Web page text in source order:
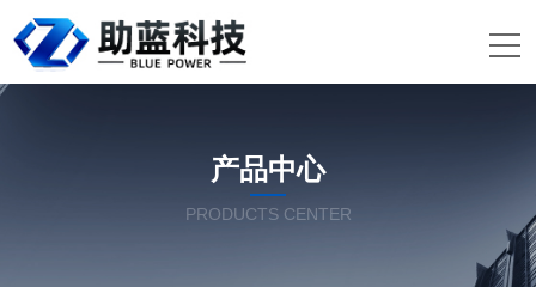
产品中心
PRODUCTS CENTER